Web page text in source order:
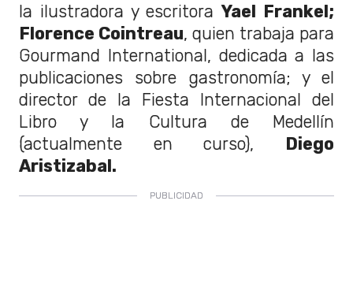
la ilustradora y escritoraYael Frankel;
Florence Cointreau, quien trabaja para
Gourmand International, dedicada a las
publicaciones sobre gastronomía; y el
director de la Fiesta Internacional del
Libro y la Cultura de Medellín
(actualmente en curso), Diego
Aristizabal.